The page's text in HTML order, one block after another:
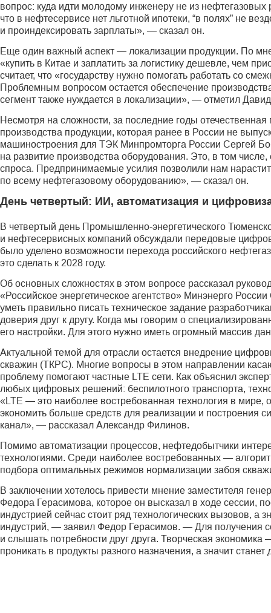
вопрос: куда идти молодому инженеру не из
что в нефтесервисе нет льготной ипотеки, “в полях” не
и проиндексировать зарплаты», — сказал он.
Еще один важный аспект — локализации продукции. По
«купить в Китае и заплатить за логистику дешевле, чем
считает, что «государству нужно помогать работать со
Проблемным вопросом остается обеспечение
сегмент также нуждается в локализации», — отметил
Несмотря на сложности, за последние годы
производства продукции, которая ранее в России не
машиностроения для ТЭК Минпромторга России Сергей
на развитие производства оборудования. Это, в том
спроса. Предпринимаемые усилия позволили нам
по всему нефтегазовому оборудованию», — сказал он.
День четвертый: ИИ, автоматизация и
В четвертый день Промышленно-энергетического
и нефтесервисных компаний обсуждали передовые
было уделено возможности перехода российского
это сделать к 2028 году.
Об основных сложностях в этом вопросе рассказал
«Российское энергетическое агентство» Минэнерго
уметь правильно писать техническое задание
доверия друг к другу. Когда мы говорим о
его настройки. Для этого нужно иметь огромный массив
Актуальной темой для отрасли остается внедрение
скважин (ТКРС). Многие вопросы в этом направлении
проблему помогают частные LTE сети. Как объяснил
любых цифровых решений: беспилотного транспорта,
«LTE — это наиболее востребованная технология в мире,
экономить больше средств для реализации и
канал», — рассказал Александр Филинов.
Помимо автоматизации процессов, нефтедобытчики
технологиями. Среди наиболее востребованных —
подбора оптимальных режимов нормализации забоя
В заключении хотелось привести мнение заместителя
Федора Герасимова, которое он высказал в ходе сессии,
индустрией сейчас стоит ряд технологических вызовов, а
индустрий, — заявил Федор Герасимов. — Для получения
и слышать потребности друг друга. Творческая
проникать в продукты разного назначения, а значит